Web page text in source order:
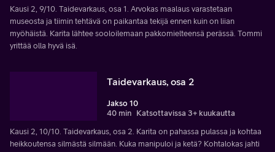
Kausi 2, 9/10. Taidevarkaus, osa 1. Arvokas maalaus varastetaan
museosta ja tiimin tehtävä on paikantaa tekijä ennen kuin on liian
myöhäistä. Karita lähtee sooloilemaan pakkomielteensä perässä. Tommi
yrittää olla hyvä isä.
Taidevarkaus, osa 2
Jakso 10
40 min Katsottavissa 3+ kuukautta
Kausi 2, 10/10. Taidevarkaus, osa 2. Karita on pahassa pulassa ja kohtaa
heikkoutensa silmästä silmään. Kuka manipuloi ja ketä? Kohtalokas jahti